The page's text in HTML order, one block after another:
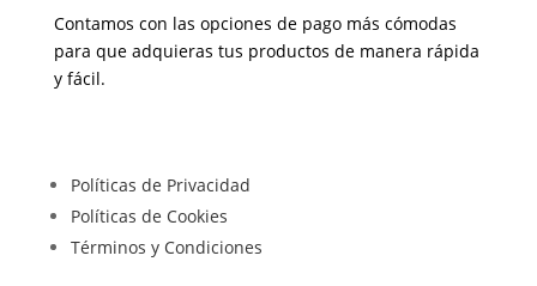
Contamos con las opciones de pago más cómodas
para que adquieras tus productos de manera rápida
y fácil.
Políticas de Privacidad
Políticas de Cookies
Términos y Condiciones